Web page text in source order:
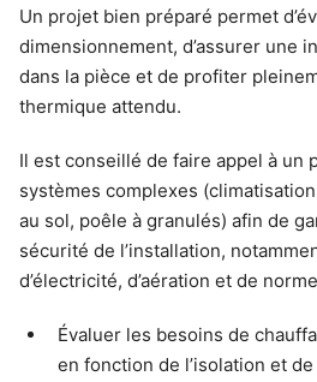
Un projet bien préparé permet
dimensionnement, d’assurer une
dans la pièce et de profiter
thermique attendu.
Il est conseillé de faire appel à un
systèmes complexes
au sol, poêle à granulés) afin de
sécurité de l’installation,
d’électricité, d’aération et de
Évaluer les besoins de
en fonction de l’isolation et de